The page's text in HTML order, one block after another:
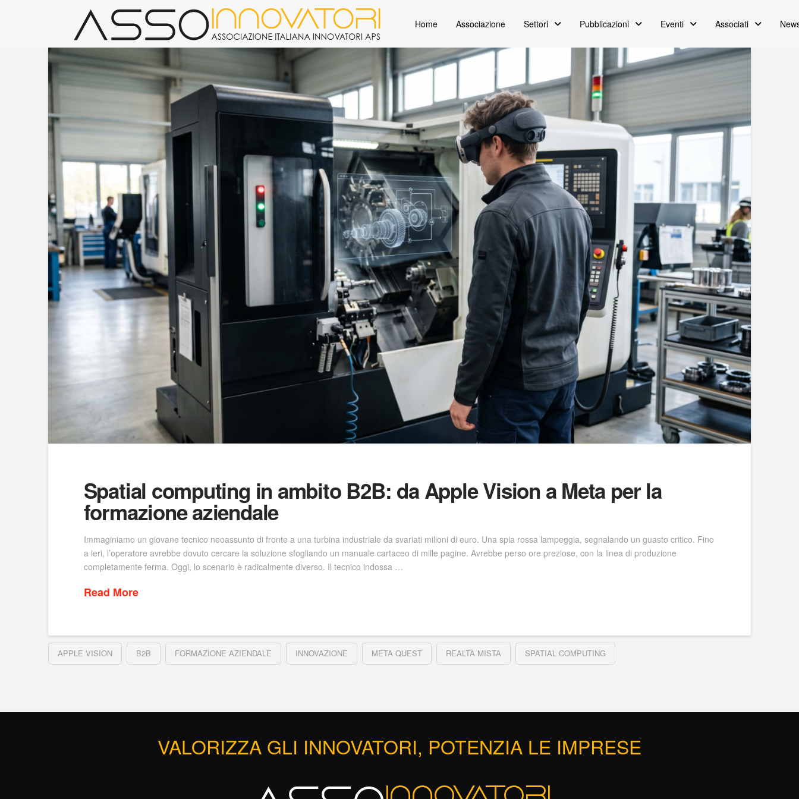
Home Associazione Settori Pubblicazioni Eventi Associati
Spatial computing in ambito B2B: da Apple Vision a Meta per la
formazione aziendale
Immaginiamo un giovane tecnico neoassunto di fronte a una turbina industriale da svariati milioni di euro. Una spia rossa lampeggia, segnalando un guasto critico. Fino
a ieri, l’operatore avrebbe dovuto cercare la soluzione sfogliando un manuale cartaceo di mille pagine. Avrebbe perso ore preziose, con la linea di produzione
completamente ferma. Oggi, lo scenario è radicalmente diverso. Il tecnico indossa …
Read More
APPLE VISION B2B FORMAZIONE AZIENDALE INNOVAZIONE META QUEST REALTÀ MISTA SPATIAL COMPUTING
VALORIZZA GLI INNOVATORI, POTENZIA LE IMPRESE